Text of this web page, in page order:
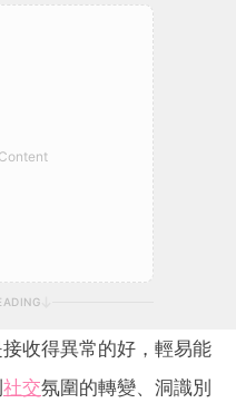
收得異常的好，輕易能
社交氛圍的轉變、洞識別